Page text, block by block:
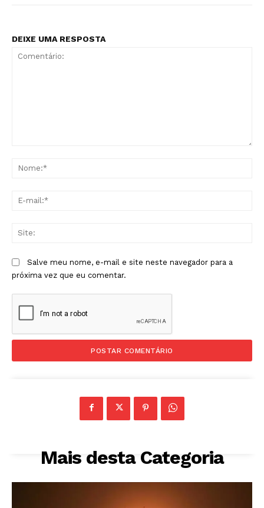
DEIXE UMA RESPOSTA
Salve meu nome, e-mail e site neste navegador para a
próxima vez que eu comentar.
Mais desta Categoria